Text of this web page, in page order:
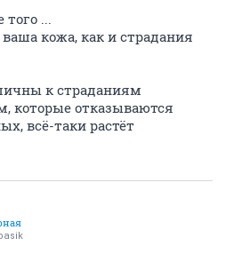
все равно на чем
главное чтобы она не была
так жестоки по отношению к
они будут добрее к вам,